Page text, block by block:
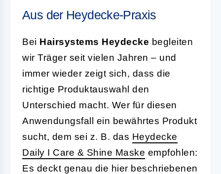
Aus der Heydecke-Praxis
Bei Hairsystems Heydecke begleiten
wir Träger seit vielen Jahren – und
immer wieder zeigt sich, dass die
richtige Produktauswahl den
Unterschied macht. Wer für diesen
Anwendungsfall ein bewährtes Produkt
sucht, dem sei z. B. das Heydecke
Daily I Care & Shine Maske empfohlen:
Es deckt genau die hier beschriebenen